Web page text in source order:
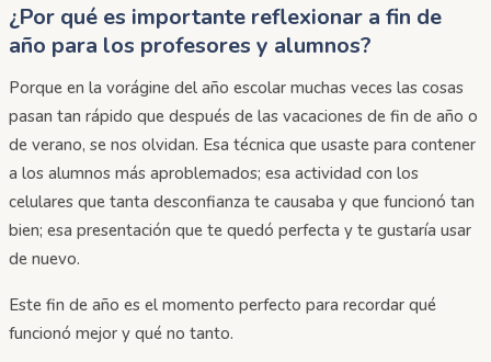
¿Por qué es importante reflexionar a fin de
año para los profesores y alumnos?
Porque en la vorágine del año escolar muchas veces las cosas
pasan tan rápido que después de las vacaciones de fin de año o
de verano, se nos olvidan. Esa técnica que usaste para contener
a los alumnos más aproblemados; esa actividad con los
celulares que tanta desconfianza te causaba y que funcionó tan
bien; esa presentación que te quedó perfecta y te gustaría usar
de nuevo.
Este fin de año es el momento perfecto para recordar qué
funcionó mejor y qué no tanto.